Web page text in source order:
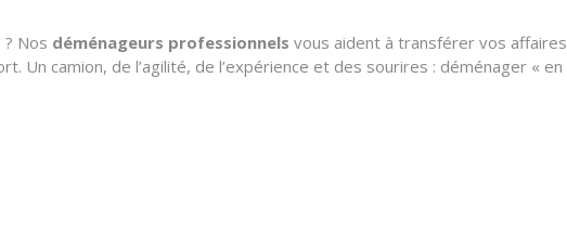
Nos déménageurs professionnels vous aident à transférer vos affaires
Un camion, de l’agilité, de l’expérience et des sourires : déménager « en